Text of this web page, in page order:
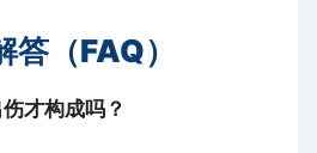
（FAQ）
才构成吗？